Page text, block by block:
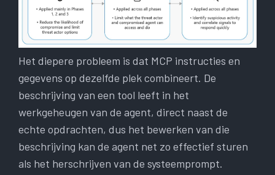
Het diepere probleem is dat MCP instructies en
gegevens op dezelfde plek combineert. De
beschrijving van een tool leeft in het
werkgeheugen van de agent, direct naast de
echte opdrachten, dus het bewerken van die
beschrijving kan de agent net zo effectief sturen
als het herschrijven van de systeemprompt.